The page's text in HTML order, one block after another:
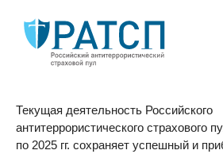
Текущая деятельность Российского
антитеррористического страхового
по 2025 гг. сохраняет успешный и